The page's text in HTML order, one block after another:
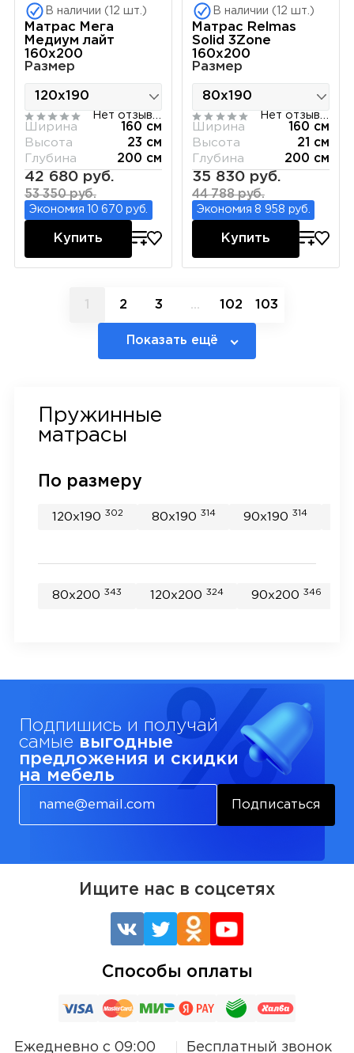
В наличии (12 шт.)
Матрас Мега
Медиум лайт
160х200
Размер
Нет отзывов
Ширина
160 см
Высота
23 см
Глубина
200 см
42 680 руб.
53 350 руб.
Экономия 10 670 руб.
Купить
В наличии (12 шт.)
Матрас Relmas
Solid 3Zone
160х200
Размер
Нет отзывов
Ширина
160 см
Высота
21 см
Глубина
200 см
35 830 руб.
44 788 руб.
Экономия 8 958 руб.
Купить
1 2 3 ... 102 103
Показать ещё
Пружинные
матрасы
По размеру
120x190 302 80x190 314 90x190314
80x200 343 120x200 324 90x200346
Подпишись и получай
самые выгодные
предложения и скидки
на мебель
Подписаться
Ежедневно с 09:00 Бесплатный звонок
Ищите нас в соцсетях
Способы оплаты